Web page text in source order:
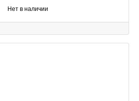
Нет в наличии